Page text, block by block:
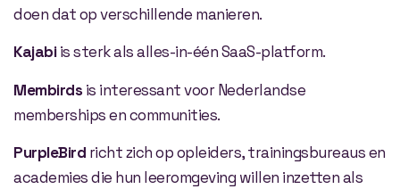
doen dat op verschillende manieren.
Kajabiis sterk als alles-in-één SaaS-platform.
Membirds is interessant voor Nederlandse
memberships en communities.
PurpleBird richt zich op opleiders, trainingsbureaus en
academies die hun leeromgeving willen inzetten als